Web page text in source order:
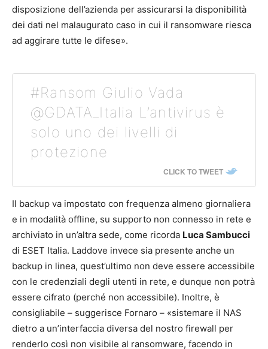
disposizione dell’azienda per assicurarsi la disponibilità
dei dati nel malaugurato caso in cui il ransomware riesca
ad aggirare tutte le difese».
#Ransom Giulio Vada
@GDATA_Italia L’antivirus è
solo uno dei livelli di
protezione
CLICK TO TWEET
Il backup va impostato con frequenza almeno giornaliera
e in modalità offline, su supporto non connesso in rete e
archiviato in un’altra sede, come ricorda Luca Sambucci
di ESET Italia. Laddove invece sia presente anche un
backup in linea, quest’ultimo non deve essere accessibile
con le credenziali degli utenti in rete, e dunque non potrà
essere cifrato (perché non accessibile). Inoltre, è
consigliabile – suggerisce Fornaro – «sistemare il NAS
dietro a un’interfaccia diversa del nostro firewall per
renderlo così non visibile al ransomware, facendo in